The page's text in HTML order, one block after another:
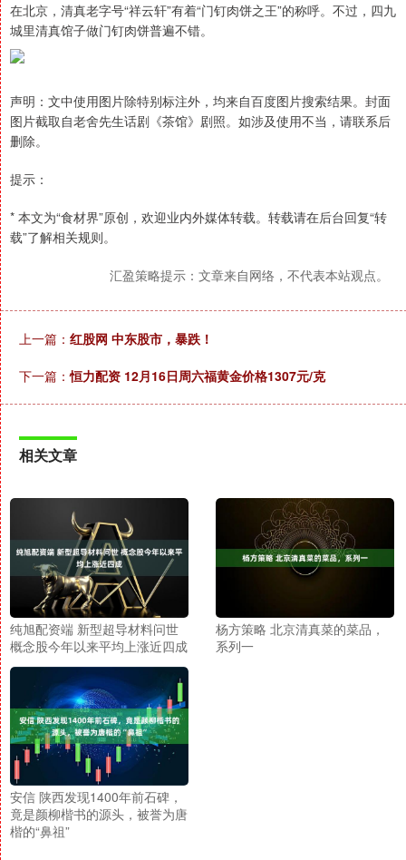
在北京，清真老字号“祥云轩”有着“门钉肉饼之王”的称呼。不过，四九
城里清真馆子做门钉肉饼普遍不错。
声明：文中使用图片除特别标注外，均来自百度图片搜索结果。封面
图片截取自老舍先生话剧《茶馆》剧照。如涉及使用不当，请联系后
删除。
提示：
* 本文为“食材界”原创，欢迎业内外媒体转载。转载请在后台回复“转
载”了解相关规则。
汇盈策略提示：文章来自网络，不代表本站观点。
上一篇： 红股网 中东股市，暴跌！
下一篇：恒力配资 12月16日周六福黄金价格1307元/克
相关文章
纯旭配资端 新型超导材料问世
概念股今年以来平均上涨近四成
杨方策略 北京清真菜的菜品，
系列一
安信 陕西发现1400年前石碑，
竟是颜柳楷书的源头，被誉为唐
楷的“鼻祖”